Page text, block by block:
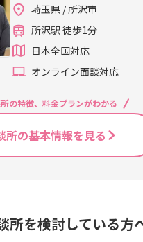
埼玉県 / 所沢市
所沢駅 徒歩1分
日本全国対応
オンライン面談対応
の特徴、料金プランがわかる
所の基本情報を見る
所を検討している方